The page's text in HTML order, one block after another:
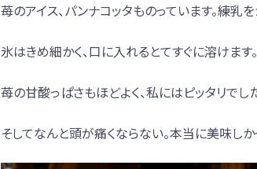
苺のアイス、パンナコッタものっています。練乳
氷はきめ細かく、口に入れるとてすぐに溶けます。
苺の甘酸っぱさもほどよく、私にはピッタリでした
そしてなんと頭が痛くならない。本当に美味し